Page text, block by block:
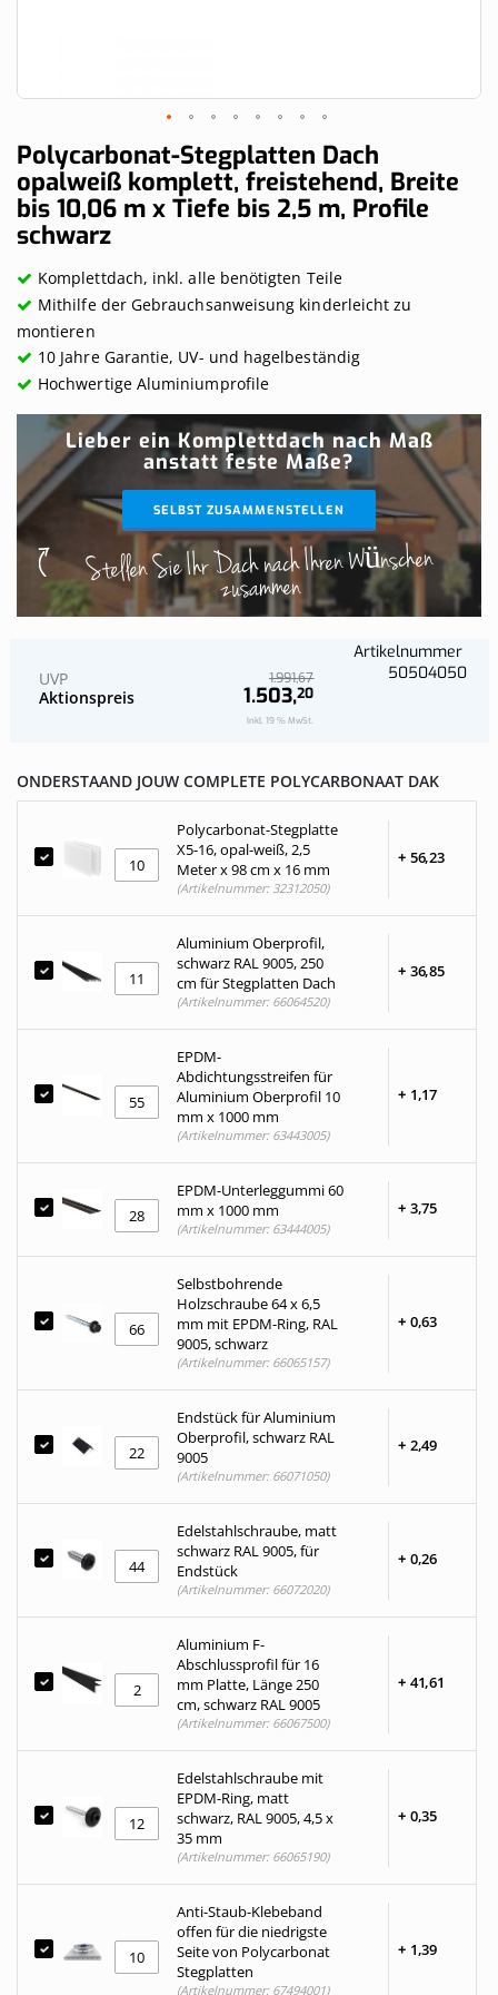
Skip
to
the
beginning
of
the
images
gallery
Polycarbonat-Stegplatten Dach
opalweiß komplett, freistehend, Breite
bis 10,06 m x Tiefe bis 2,5 m, Profile
schwarz
Komplettdach, inkl. alle benötigten Teile
Mithilfe der Gebrauchsanweisung kinderleicht zu
montieren
10 Jahre Garantie, UV- und hagelbeständig
Hochwertige Aluminiumprofile
Lieber ein Komplettdach nach Maß
anstatt feste Maße?
SELBST ZUSAMMENSTELLEN
Stellen Sie Ihr Dach nach Ihren Wünschen
zusammen
Aktionspreis 1.503,20
UVP 1.991,67
Inkl. 19 % MwSt.
Artikelnummer
50504050
ONDERSTAAND JOUW COMPLETE POLYCARBONAAT DAK
Polycarbonat-Stegplatte
X5-16, opal-weiß, 2,5
Meter x 98 cm x 16 mm
+ 56,23
(Artikelnummer: 32312050)
Aluminium Oberprofil,
schwarz RAL 9005, 250
cm für Stegplatten Dach
+ 36,85
(Artikelnummer: 66064520)
EPDM-
Abdichtungsstreifen für
Aluminium Oberprofil 10
mm x 1000 mm
+ 1,17
(Artikelnummer: 63443005)
EPDM-Unterleggummi 60
mm x 1000 mm
+ 3,75
(Artikelnummer: 63444005)
Selbstbohrende
Holzschraube 64 x 6,5
mm mit EPDM-Ring, RAL
9005, schwarz
+ 0,63
(Artikelnummer: 66065157)
Endstück für Aluminium
Oberprofil, schwarz RAL
9005
+ 2,49
(Artikelnummer: 66071050)
Edelstahlschraube, matt
schwarz RAL 9005, für
Endstück
+ 0,26
(Artikelnummer: 66072020)
Aluminium F-
Abschlussprofil für 16
mm Platte, Länge 250
cm, schwarz RAL 9005
+ 41,61
(Artikelnummer: 66067500)
Edelstahlschraube mit
EPDM-Ring, matt
schwarz, RAL 9005, 4,5 x
35 mm
+ 0,35
(Artikelnummer: 66065190)
Anti-Staub-Klebeband
offen für die niedrigste
Seite von Polycarbonat
Stegplatten
+ 1,39
(Artikelnummer: 67494001)